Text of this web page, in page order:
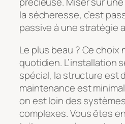
la sécheresse, c’est
passive à une stratégie
Le plus beau ? Ce choix
quotidien. L’installation
spécial, la structure est
maintenance est
on est loin des
complexes. Vous êtes